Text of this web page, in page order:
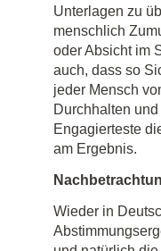
Unterlagen zu
menschlich
oder Absicht im
auch, dass so
jeder Mensch
Durchhalten
Engagierteste
am Ergebnis.
Wieder in